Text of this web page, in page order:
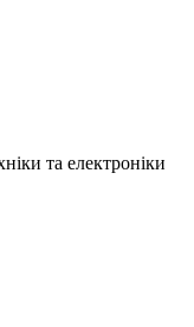
та електроніки